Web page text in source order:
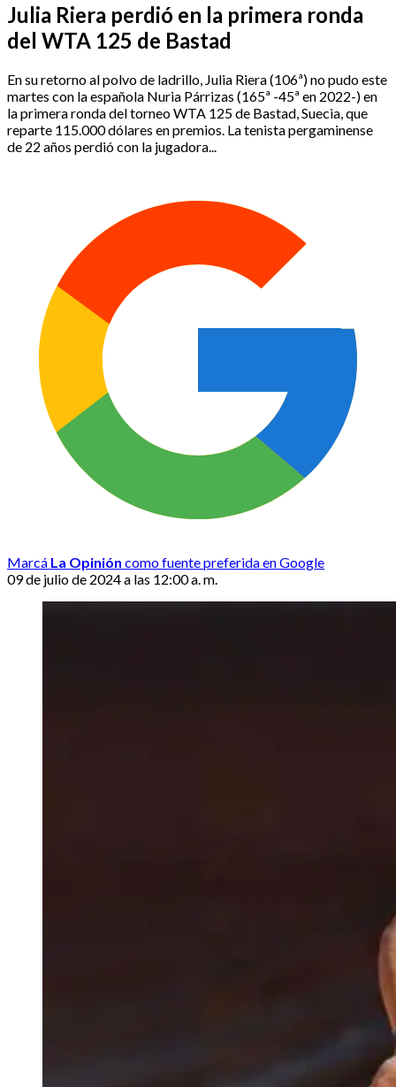
Julia Riera perdió en la primera ronda
del WTA 125 de Bastad
En su retorno al polvo de ladrillo, Julia Riera (106ª) no pudo este
martes con la española Nuria Párrizas (165ª -45ª en 2022-) en
la primera ronda del torneo WTA 125 de Bastad, Suecia, que
reparte 115.000 dólares en premios. La tenista pergaminense
de 22 años perdió con la jugadora...
Marcá La Opinión como fuente preferida en Google
09 de julio de 2024 a las 12:00 a. m.